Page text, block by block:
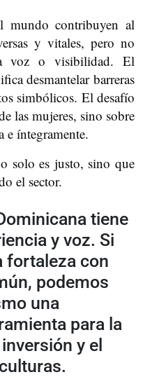
mundo contribuyen al
y vitales, pero no
voz o visibilidad. El
desmantelar barreras
simbólicos. El desafío
las mujeres, sino sobre
e íntegramente.
solo es justo, sino que
el sector.
tiene
y voz. Si
fortaleza con
podemos
una
para la
y el